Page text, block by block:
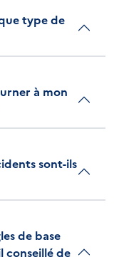
type de
à mon
sont-ils
de base
conseillé de